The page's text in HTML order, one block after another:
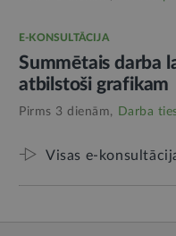
E-KONSULTĀCIJA
Summētais darba
atbilstoši grafikam
Pirms 3 dienām, Darba
Visas e-